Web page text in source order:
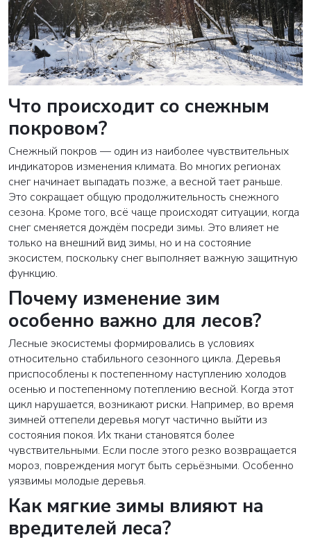
Что происходит со снежным
покровом?
Снежный покров — один из наиболее чувствительных
индикаторов изменения климата. Во многих регионах
снег начинает выпадать позже, а весной тает раньше.
Это сокращает общую продолжительность снежного
сезона. Кроме того, всё чаще происходят ситуации, когда
снег сменяется дождём посреди зимы. Это влияет не
только на внешний вид зимы, но и на состояние
экосистем, поскольку снег выполняет важную защитную
функцию.
Почему изменение зим
особенно важно для лесов?
Лесные экосистемы формировались в условиях
относительно стабильного сезонного цикла. Деревья
приспособлены к постепенному наступлению холодов
осенью и постепенному потеплению весной. Когда этот
цикл нарушается, возникают риски. Например, во время
зимней оттепели деревья могут частично выйти из
состояния покоя. Их ткани становятся более
чувствительными. Если после этого резко возвращается
мороз, повреждения могут быть серьёзными. Особенно
уязвимы молодые деревья.
Как мягкие зимы влияют на
вредителей леса?